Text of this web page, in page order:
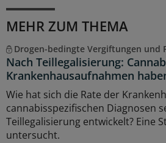
MEHR ZUM THEMA
Drogen-bedingte Vergiftungen und
Nach Teillegalisierung:
Krankenhausaufnahmen
Wie hat sich die Rate der
cannabisspezifischen Diagnosen
Teillegalisierung entwickelt? Eine
untersucht.